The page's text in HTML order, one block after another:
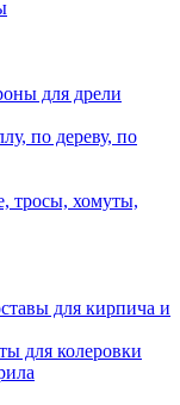
для дрели
по дереву, по
тросы, хомуты,
для кирпича и
для колеровки